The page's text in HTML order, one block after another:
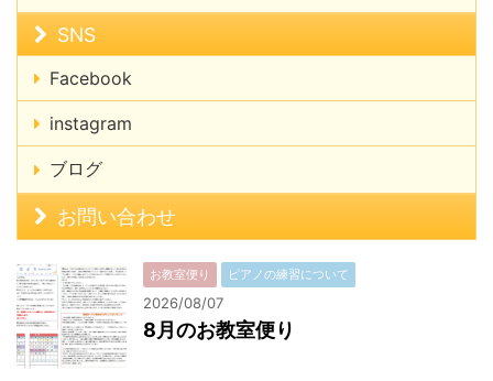
SNS
Facebook
instagram
ブログ
お問い合わせ
お教室便り ピアノの練習について
2026/08/07
8月のお教室便り